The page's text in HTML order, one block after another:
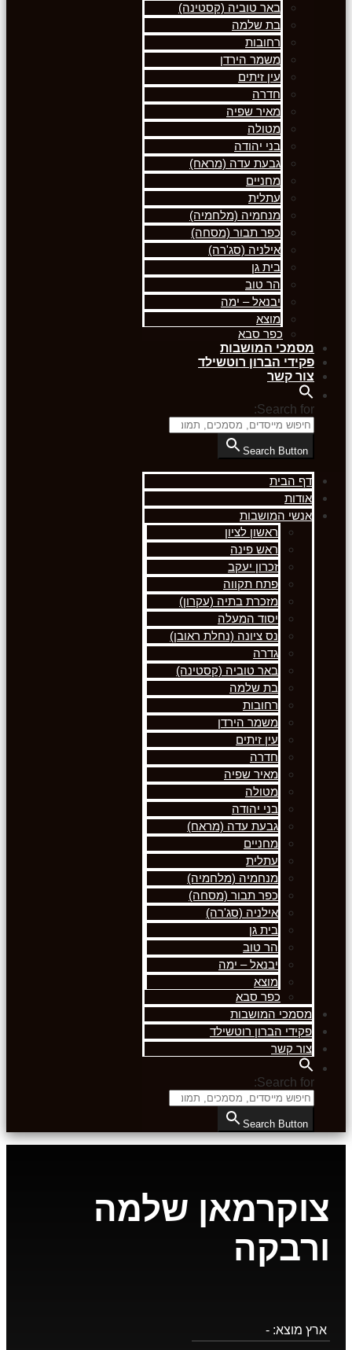
באר טוביה (קסטינה)
בת שלמה
רחובות
משמר הירדן
עין זיתים
חדרה
מאיר שפיה
מטולה
בני יהודה
גבעת עדה (מראח)
מחניים
עתלית
מנחמיה (מלחמיה)
כפר תבור (מסחה)
אילניה (סג'רה)
בית גן
הר טוב
יבנאל – ימה
מוצא
כפר סבא
מסמכי המושבות
פקידי הברון רוטשילד
צור קשר
Search for:
Search Button
דף הבית
אודות
אנשי המושבות
ראשון לציון
ראש פינה
זכרון יעקב
פתח תקווה
מזכרת בתיה (עקרון)
יסוד המעלה
נס ציונה (נחלת ראובן)
גדרה
באר טוביה (קסטינה)
בת שלמה
רחובות
משמר הירדן
עין זיתים
חדרה
מאיר שפיה
מטולה
בני יהודה
גבעת עדה (מראח)
מחניים
עתלית
מנחמיה (מלחמיה)
כפר תבור (מסחה)
אילניה (סג'רה)
בית גן
הר טוב
יבנאל – ימה
מוצא
כפר סבא
מסמכי המושבות
פקידי הברון רוטשילד
צור קשר
Search for:
Search Button
צוקרמאן שלמה
ורבקה
ארץ מוצא: -